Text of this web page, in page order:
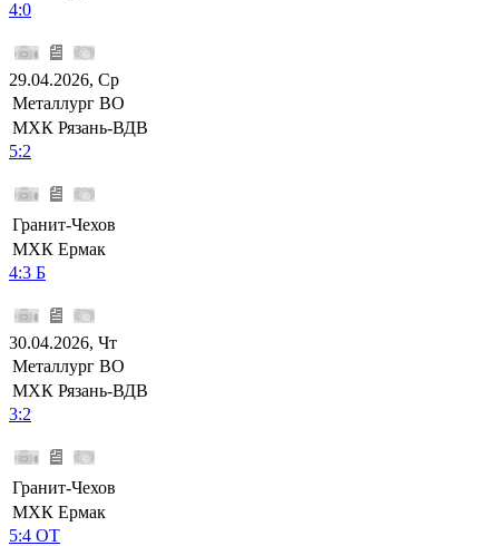
4:0
29.04.2026, Ср
Металлург ВО
МХК Рязань-ВДВ
5:2
Гранит-Чехов
МХК Ермак
4:3 Б
30.04.2026, Чт
Металлург ВО
МХК Рязань-ВДВ
3:2
Гранит-Чехов
МХК Ермак
5:4 ОТ